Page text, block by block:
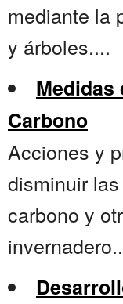
mediante la
y árboles....
Medidas
Carbono
Acciones y
disminuir
carbono y